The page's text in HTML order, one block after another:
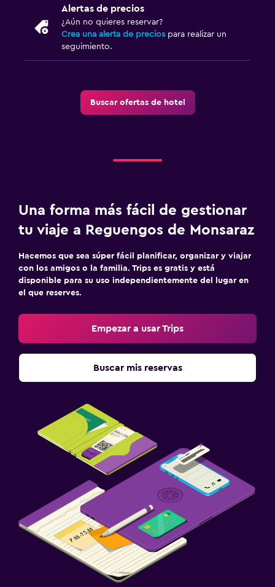
Alertas de precios
¿Aún no quieres reservar?
Crea una alerta de precios para realizar un
seguimiento.
Buscar ofertas de hotel
Una forma más fácil de gestionar
tu viaje a Reguengos de Monsaraz
Hacemos que sea súper fácil planificar, organizar y viajar
con los amigos o la familia. Trips es gratis y está
disponible para su uso independientemente del lugar en
el que reserves.
Empezar a usar Trips
Buscar mis reservas